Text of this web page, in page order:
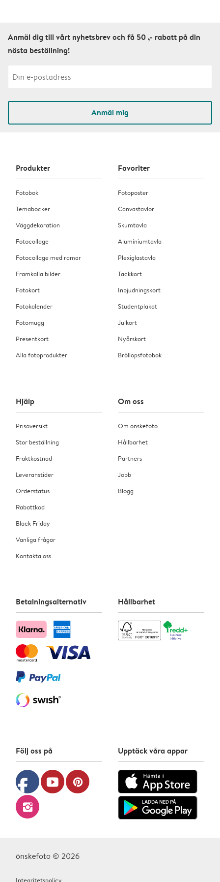
Anmäl dig till vårt nyhetsbrev och få 50 ,- rabatt på din
nästa beställning!
Anmäl mig
Produkter
Fotobok
Temaböcker
Väggdekoration
Fotocollage
Fotocollage med ramar
Framkalla bilder
Fotokort
Fotokalender
Fotomugg
Presentkort
Alla fotoprodukter
Favoriter
Fotoposter
Canvastavlor
Skumtavla
Aluminiumtavla
Plexiglastavla
Tackkort
Inbjudningskort
Studentplakat
Julkort
Nyårskort
Bröllopsfotobok
Hjälp
Prisöversikt
Stor beställning
Fraktkostnad
Leveranstider
Orderstatus
Rabattkod
Black Friday
Vanliga frågor
Kontakta oss
Om oss
Om önskefoto
Hållbarhet
Partners
Jobb
Blogg
Betalningsalternativ Hållbarhet
Följ oss på
facebook youtube pinterest
instagram
Upptäck våra appar
önskefoto © 2026
Integritetspolicy